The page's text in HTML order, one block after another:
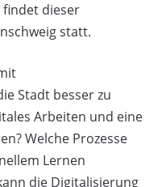
findet dieser
statt.
Stadt besser zu
Arbeiten und eine
Welche Prozesse
Lernen
die Digitalisierung